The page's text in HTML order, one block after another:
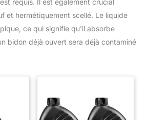
et hermétiquement scellé. Le liquide
ce qui signifie qu’il absorbe
bidon déjà ouvert sera déjà contaminé